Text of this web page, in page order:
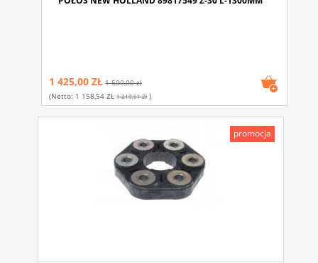
1 425,00 ZŁ 1 500,00 zł
(netto: 1 158,54 ZŁ 1 219,51 Zł)
promocja